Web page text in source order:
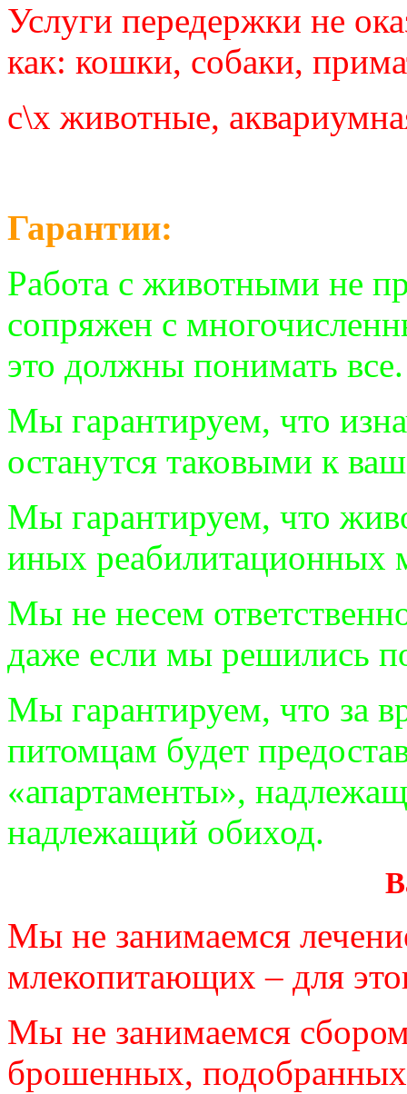
Услуги передержки не
как: кошки, собаки,
с\х животные,
Гарантии:
Работа с животными не
сопряжен с
это должны понимать все.
Мы гарантируем, что
останутся таковыми к
Мы гарантируем, что
иных реабилитационных
Мы не несем
даже если мы решились
Мы гарантируем, что за
питомцам будет
«апартаменты»,
надлежащий обиход.
Мы не занимаемся
млекопитающих – для
Мы не занимаемся
брошенных,